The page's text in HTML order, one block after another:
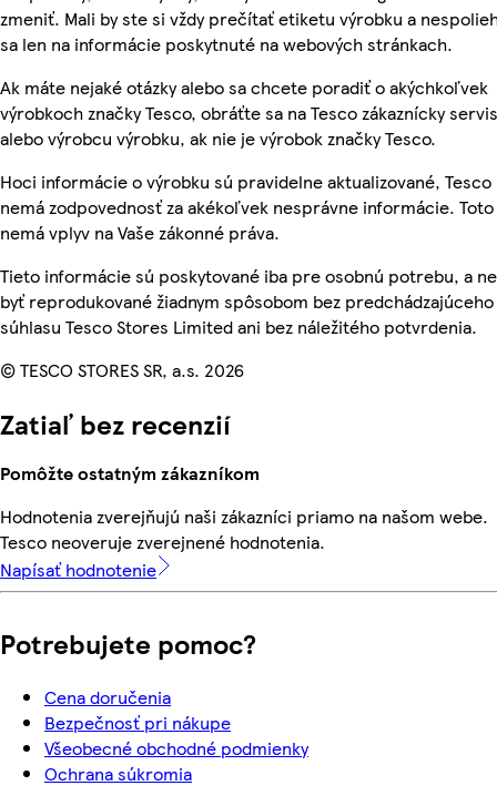
zmeniť. Mali by ste si vždy prečítať etiketu výrobku a
sa len na informácie poskytnuté na webových stránkach.
Ak máte nejaké otázky alebo sa chcete poradiť o akýchkoľvek
výrobkoch značky Tesco, obráťte sa na Tesco zákaznícky
alebo výrobcu výrobku, ak nie je výrobok značky Tesco.
Hoci informácie o výrobku sú pravidelne aktualizované, Tesco
nemá zodpovednosť za akékoľvek nesprávne informácie. Toto
nemá vplyv na Vaše zákonné práva.
Tieto informácie sú poskytované iba pre osobnú potrebu, a
byť reprodukované žiadnym spôsobom bez predchádzajúceho
súhlasu Tesco Stores Limited ani bez náležitého potvrdenia.
© TESCO STORES SR, a.s. 2026
Zatiaľ bez recenzií
Pomôžte ostatným zákazníkom
Hodnotenia zverejňujú naši zákazníci priamo na našom webe.
Tesco neoveruje zverejnené hodnotenia.
Napísať hodnotenie
Potrebujete pomoc?
Cena doručenia
Bezpečnosť pri nákupe
Všeobecné obchodné podmienky
Ochrana súkromia